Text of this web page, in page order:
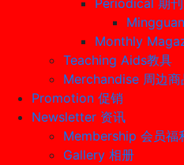
Periodical 期刊
Monthly
Teaching Aids教具
Merchandise 周边商
Promotion 促销
Newsletter 资讯
Membership 会员福
Gallery 相册